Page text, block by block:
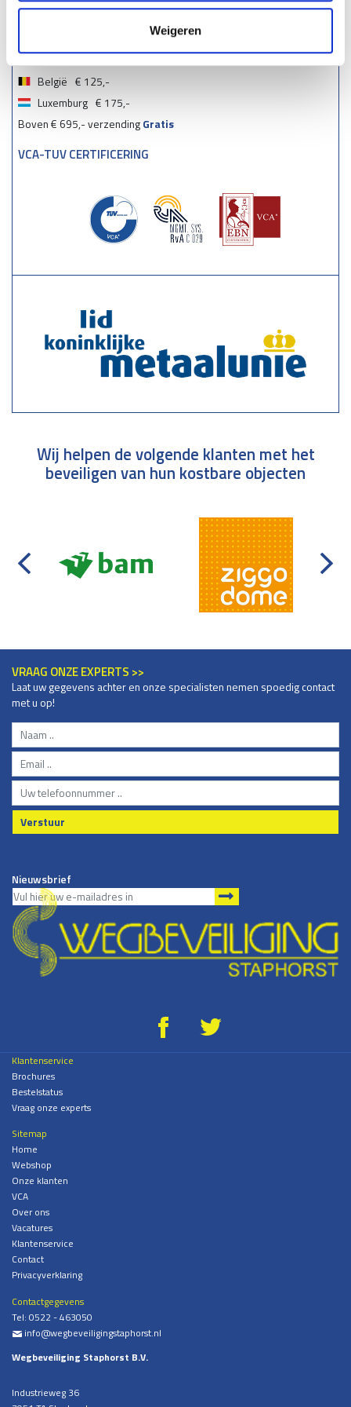
Weigeren
VERZENDMOGELIJKHEDEN
België € 125,-
Luxemburg € 175,-
Boven € 695,- verzendingGratis
VCA-TUV CERTIFICERING
Wij helpen de volgende klanten met het
beveiligen van hun kostbare objecten
VRAAG ONZE EXPERTS >>
Laat uw gegevens achter en onze specialisten nemen spoedig contact
met u op!
Verstuur
Nieuwsbrief
g *
Klantenservice
Brochures
Bestelstatus
Vraag onze experts
Sitemap
Home
Webshop
Onze klanten
VCA
Over ons
Vacatures
Klantenservice
Contact
Privacyverklaring
Contactgegevens
Tel: 0522 - 463050
% info@wegbeveiligingstaphorst.nl
Wegbeveiliging Staphorst B.V.
Industrieweg 36